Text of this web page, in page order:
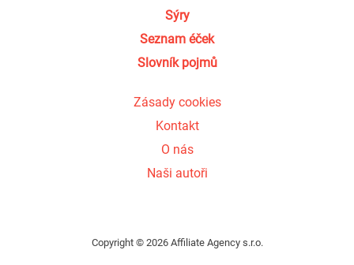
Sýry
Seznam éček
Slovník pojmů
Zásady cookies
Kontakt
O nás
Naši autoři
Copyright © 2026 Affiliate Agency s.r.o.